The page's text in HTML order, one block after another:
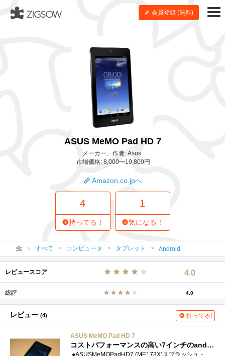
会員登録 (無料)
ASUS MeMO Pad HD 7
メーカー、作者: Asus
市場価格: 8,000〜19,800円
Amazon.co.jpへ
4
持ってる！
1
気になる！
すべて コンピュータ タブレット Android
レビュースコア 4.0
総評 4.0
レビュー (4) 持ってる!
ASUS MeMO Pad HD 7
コストパフォーマンスの高い7インチのandroidタブレット
●ASUSMeMOPadHD7 (ME173X)スプラッシュ・レモン（グリーン）Android4.2.1を採用した7インチandroidタブレットです。2013年夏の製品です。 カラーバリエ�...